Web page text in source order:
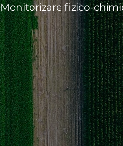
Monitorizare fizico-